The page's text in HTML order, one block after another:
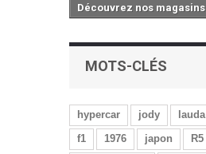
Découvrez nos magasins
MOTS-CLÉS
hypercar jody lauda
f1
1976 japon
R5